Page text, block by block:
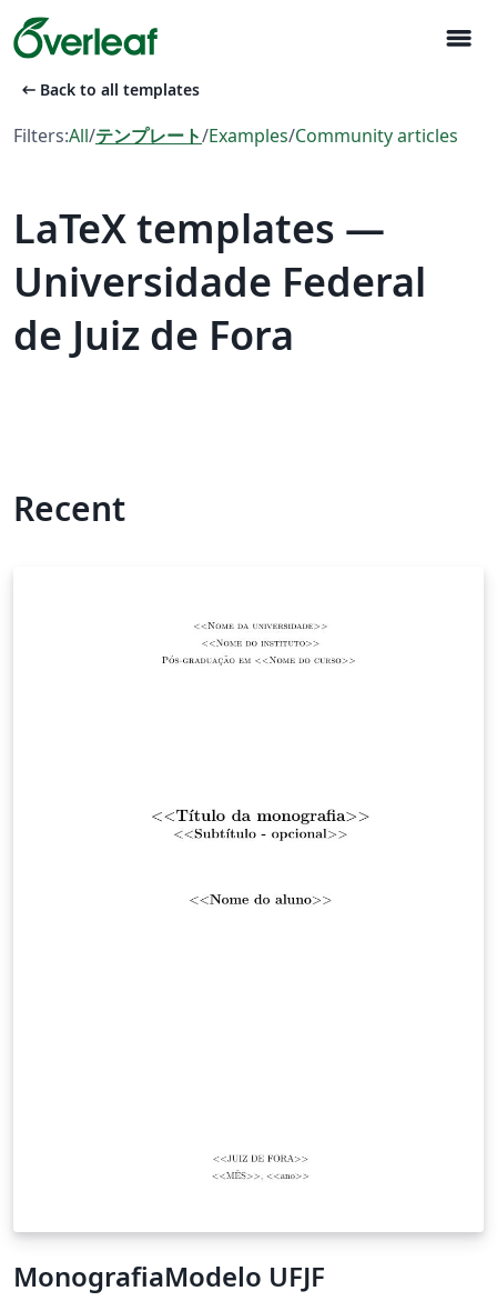
menu
arrow_left_alt Back to all templates
Filters:All/テンプレート/Examples/Community articles
LaTeX templates —
Universidade Federal
de Juiz de Fora
Recent
MonografiaModelo UFJF